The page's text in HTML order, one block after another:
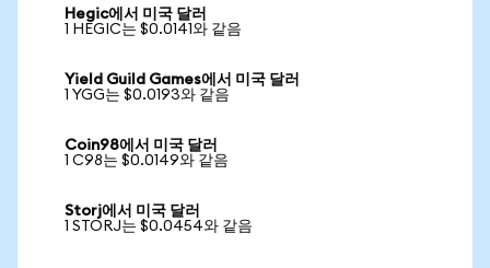
Hegic에서 미국 달러
1 HEGIC는 $0.0141와 같음
Yield Guild Games에서 미국 달러
1 YGG는 $0.0193와 같음
Coin98에서 미국 달러
1 C98는 $0.0149와 같음
Storj에서 미국 달러
1 STORJ는 $0.0454와 같음